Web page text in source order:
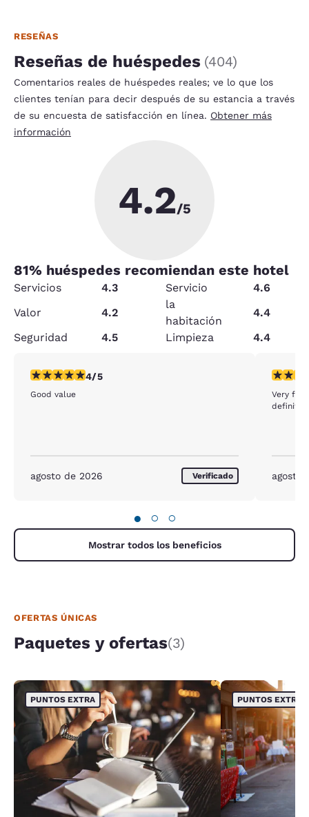
RESEÑAS
Reseñas de huéspedes (404)
Comentarios reales de huéspedes reales; ve lo que los
clientes tenían para decir después de su estancia a través
de su encuesta de satisfacción en línea. Obtener más
información
4.2/5
81% huéspedes recomiendan este hotel
Servicios 4.3 Servicio
4.6
Valor
4.2
la
habitación
4.4
Seguridad
4.5 Limpieza 4.4
calificación de 4 estrellas. Muy bueno. 1 reseña
4/5
Good value
agosto de 2026 Verificado
Very
agosto
● ○ ○
Mostrar todos los beneficios
OFERTAS ÚNICAS
Paquetes y ofertas(3)
PUNTOS EXTRA PUNTOS EXTRA